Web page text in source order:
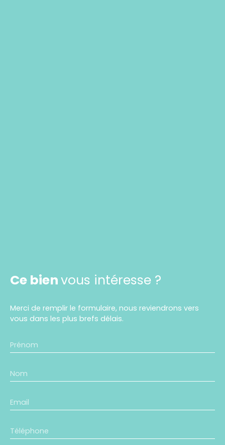
Ce bienvous intéresse ?
Merci de remplir le formulaire, nous reviendrons vers
vous dans les plus brefs délais.
Prénom
Nom
Email
Téléphone